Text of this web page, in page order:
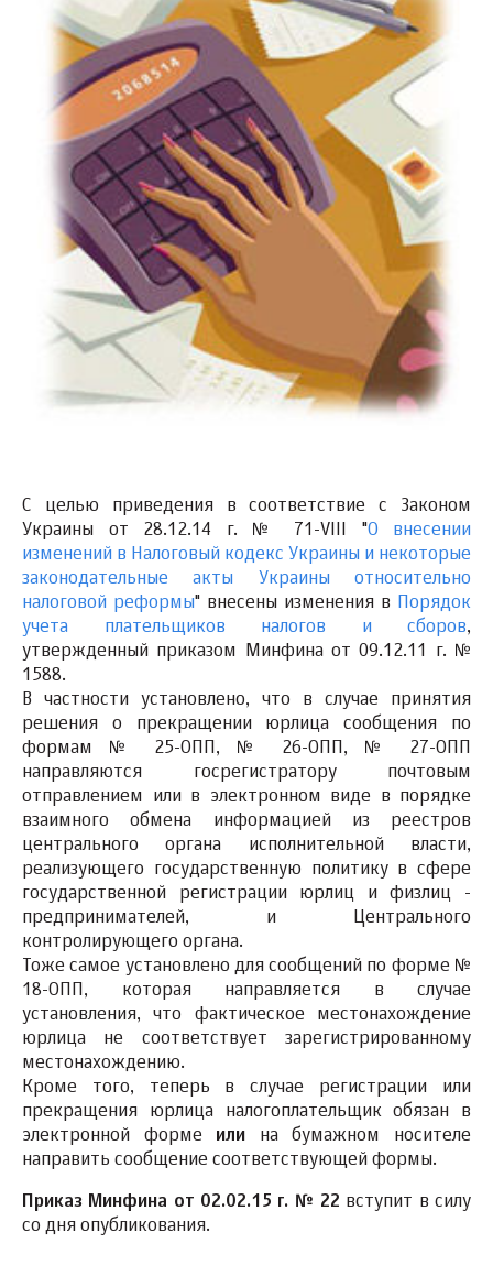
С целью приведения в соответствие с Законом
Украины от 28.12.14 г. № 71-VIII "О внесении
изменений в Налоговый кодекс Украины и некоторые
законодательные акты Украины относительно
налоговой реформы" внесены изменения в Порядок
учета плательщиков налогов и сборов,
утвержденный приказом Минфина от 09.12.11 г. №
1588.
В частности установлено, что в случае принятия
решения о прекращении юрлица сообщения по
формам № 25-ОПП, № 26-ОПП, № 27-ОПП
направляются госрегистратору почтовым
отправлением или в электронном виде в порядке
взаимного обмена информацией из реестров
центрального органа исполнительной власти,
реализующего государственную политику в сфере
государственной регистрации юрлиц и физлиц -
предпринимателей, и Центрального
контролирующего органа.
Тоже самое установлено для сообщений по форме №
18-ОПП, которая направляется в случае
установления, что фактическое местонахождение
юрлица не соответствует зарегистрированному
местонахождению.
Кроме того, теперь в случае регистрации или
прекращения юрлица налогоплательщик обязан в
электронной форме или на бумажном носителе
направить сообщение соответствующей формы.
Приказ Минфина от 02.02.15 г. № 22 вступит в силу
со дня опубликования.